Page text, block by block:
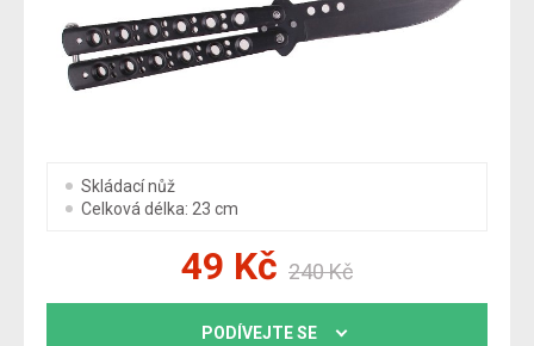
Skládací nůž
Celková délka: 23 cm
49 Kč 240Kč
PODÍVEJTE SE